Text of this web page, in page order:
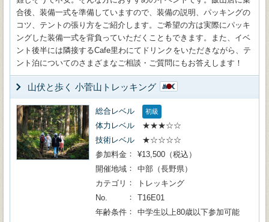
合後、装備一式を準備していますので、装備の説明、パッキングの
コツ、テントの張り方をご紹介します。ご希望の方は実際にパッキ
ングした装備一式を背負っていただくこともできます。また、イベ
ント後半には隣接するCafe里わにてドリンクをいただきながら、テ
ント泊についてのさまざまなご相談・ご質問にもお答えします！
山伏と歩く 小菅山トレッキング
総合レベル 初級
体力レベル
★★★☆☆
技術レベル
★☆☆☆☆
参加料金
¥13,500（税込）
開催地域
中部（長野県）
カテゴリ
トレッキング
No.
T16E01
年齢条件
中学生以上80歳以下参加可能